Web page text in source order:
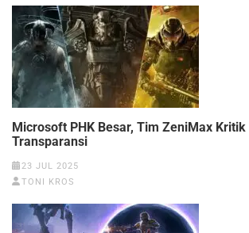
Microsoft PHK Besar, Tim ZeniMax Kritik
Transparansi
23 JUL 2025
TONI KROS